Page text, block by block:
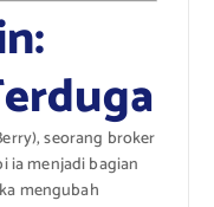
seorang broker
ia menjadi bagian
mengubah